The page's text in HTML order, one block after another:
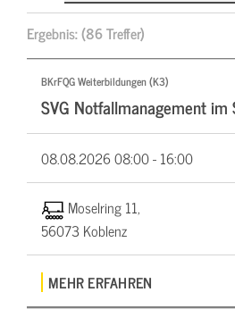
Ergebnis:(86 Treffer)
BKrFQG Weiterbildungen (K3)
SVG Notfallmanagement im
08.08.202608:00 - 16:00
Moselring 11,
56073 Koblenz
MEHR ERFAHREN